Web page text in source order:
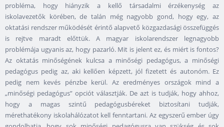
probléma, hogy hiányzik a kellő társadalmi érzékenység az
iskolavezetők körében, de talán még nagyobb gond, hogy egy, az
oktatási rendszer működését érintő alapvető közgazdasági összefüggés
is rejtve maradt előttük. A magyar iskolarendszer legnagyobb
problémája ugyanis az, hogy pazarló. Mit is jelent ez, és miért is fontos?
Az oktatás minőségének kulcsa a minőségi pedagógus, a minőségi
pedagógus pedig az, aki kellően képzett, jól fizetett és autonóm. Ez
pedig nem kevés pénzbe kerül. Az eredményes országok mind a
„minőségi pedagógus” opciót választják. De azt is tudják, hogy ahhoz,
hogy a magas szintű pedagógusbéreket biztosítani tudják,
mérethatékony iskolahálózatot kell fenntartani. Az egyszerű ember úgy